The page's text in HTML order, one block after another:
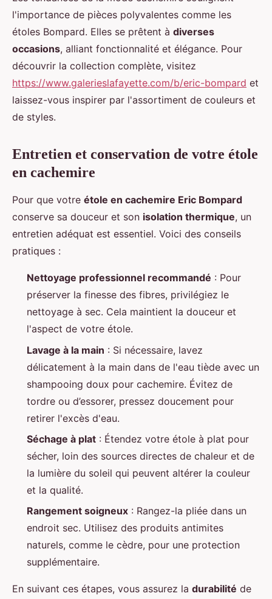
l'importance de pièces polyvalentes comme les
étoles Bompard. Elles se prêtent à diverses
occasions, alliant fonctionnalité et élégance. Pour
découvrir la collection complète, visitez
https://www.galerieslafayette.com/b/eric-bompard et
laissez-vous inspirer par l'assortiment de couleurs et
de styles.
Entretien et conservation de votre étole
en cachemire
Pour que votre étole en cachemire Eric Bompard
conserve sa douceur et son isolation thermique, un
entretien adéquat est essentiel. Voici des conseils
pratiques :
Nettoyage professionnel recommandé : Pour
préserver la finesse des fibres, privilégiez le
nettoyage à sec. Cela maintient la douceur et
l'aspect de votre étole.
Lavage à la main : Si nécessaire, lavez
délicatement à la main dans de l'eau tiède avec un
shampooing doux pour cachemire. Évitez de
tordre ou d’essorer, pressez doucement pour
retirer l'excès d'eau.
Séchage à plat : Étendez votre étole à plat pour
sécher, loin des sources directes de chaleur et de
la lumière du soleil qui peuvent altérer la couleur
et la qualité.
Rangement soigneux : Rangez-la pliée dans un
endroit sec. Utilisez des produits antimites
naturels, comme le cèdre, pour une protection
supplémentaire.
En suivant ces étapes, vous assurez la durabilité de